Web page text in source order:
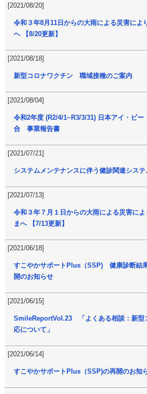
[2021/08/20]
令和３年8月11日からの大雨による災害によ
へ 【8/20更新】
[2021/08/18]
新型コロナワクチン 職域接種のご案内
[2021/08/04]
令和2年度 (R2/4/1~R3/3/31) 日本アイ・ビー
合 事業報告書
[2021/07/21]
システムメンテナンスに伴う健診関連シス
[2021/07/13]
令和３年７月１日からの大雨による災害に
まへ 【7/13更新】
[2021/06/18]
すこやかサポートPlus（SSP) 健康診断結
開のお知らせ
[2021/06/15]
SmileReportVol.23 「よくある相談：新型
応について」
[2021/06/14]
すこやかサポートPlus（SSP)の再開のお知